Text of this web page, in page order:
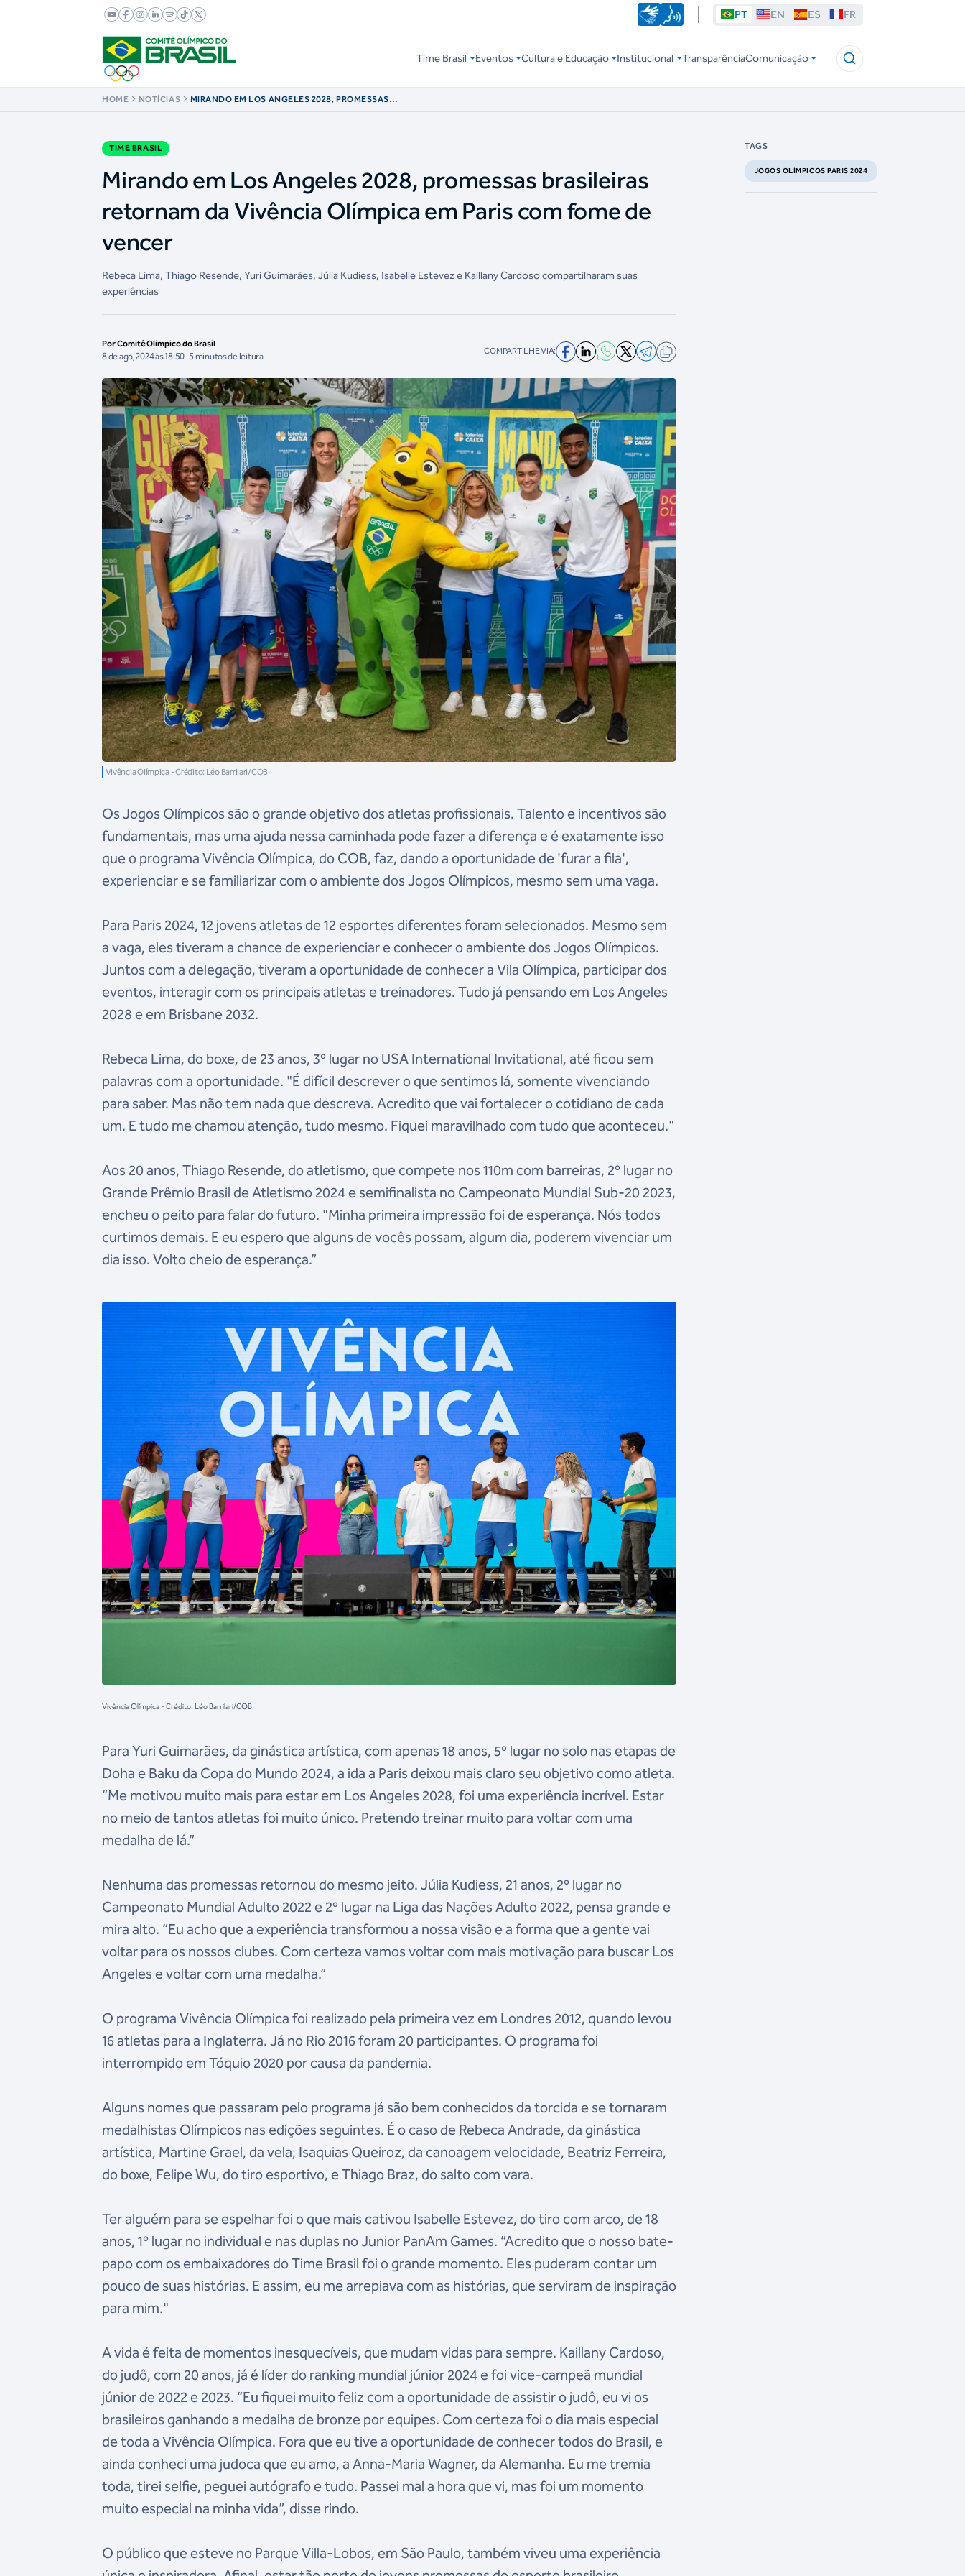
PT EN ES FR
Time Brasil Eventos Cultura e Educação Institucional TransparênciaComunicação
HOME NOTÍCIAS
MIRANDO EM LOS ANGELES 2028, PROMESSAS
TIME BRASIL
Mirando em Los Angeles 2028, promessas brasileiras
retornam da Vivência Olímpica em Paris com fome de
vencer
Rebeca Lima, Thiago Resende, Yuri Guimarães, Júlia Kudiess, Isabelle Estevez e Kaillany Cardoso compartilharam suas
experiências
Por Comitê Olímpico do Brasil
8 de ago, 2024 às 18:50 | 5 minutos de leitura COMPARTILHE VIA:
Vivência Olímpica - Crédito: Léo Barrilari/COB
Os Jogos Olímpicos são o grande objetivo dos atletas profissionais. Talento e incentivos são
fundamentais, mas uma ajuda nessa caminhada pode fazer a diferença e é exatamente isso
que o programa Vivência Olímpica, do COB, faz, dando a oportunidade de 'furar a fila',
experienciar e se familiarizar com o ambiente dos Jogos Olímpicos, mesmo sem uma vaga.
Para Paris 2024, 12 jovens atletas de 12 esportes diferentes foram selecionados. Mesmo sem
a vaga, eles tiveram a chance de experienciar e conhecer o ambiente dos Jogos Olímpicos.
Juntos com a delegação, tiveram a oportunidade de conhecer a Vila Olímpica, participar dos
eventos, interagir com os principais atletas e treinadores. Tudo já pensando em Los Angeles
2028 e em Brisbane 2032.
Rebeca Lima, do boxe, de 23 anos, 3º lugar no USA International Invitational, até ficou sem
palavras com a oportunidade. "É difícil descrever o que sentimos lá, somente vivenciando
para saber. Mas não tem nada que descreva. Acredito que vai fortalecer o cotidiano de cada
um. E tudo me chamou atenção, tudo mesmo. Fiquei maravilhado com tudo que aconteceu."
Aos 20 anos, Thiago Resende, do atletismo, que compete nos 110m com barreiras, 2º lugar no
Grande Prêmio Brasil de Atletismo 2024 e semifinalista no Campeonato Mundial Sub-20 2023,
encheu o peito para falar do futuro. "Minha primeira impressão foi de esperança. Nós todos
curtimos demais. E eu espero que alguns de vocês possam, algum dia, poderem vivenciar um
dia isso. Volto cheio de esperança.”
Vivência Olímpica - Crédito: Léo Barrilari/COB
Para Yuri Guimarães, da ginástica artística, com apenas 18 anos, 5º lugar no solo nas etapas de
Doha e Baku da Copa do Mundo 2024, a ida a Paris deixou mais claro seu objetivo como atleta.
“Me motivou muito mais para estar em Los Angeles 2028, foi uma experiência incrível. Estar
no meio de tantos atletas foi muito único. Pretendo treinar muito para voltar com uma
medalha de lá.”
Nenhuma das promessas retornou do mesmo jeito. Júlia Kudiess, 21 anos, 2º lugar no
Campeonato Mundial Adulto 2022 e 2º lugar na Liga das Nações Adulto 2022, pensa grande e
mira alto. “Eu acho que a experiência transformou a nossa visão e a forma que a gente vai
voltar para os nossos clubes. Com certeza vamos voltar com mais motivação para buscar Los
Angeles e voltar com uma medalha.”
O programa Vivência Olímpica foi realizado pela primeira vez em Londres 2012, quando levou
16 atletas para a Inglaterra. Já no Rio 2016 foram 20 participantes. O programa foi
interrompido em Tóquio 2020 por causa da pandemia.
Alguns nomes que passaram pelo programa já são bem conhecidos da torcida e se tornaram
medalhistas Olímpicos nas edições seguintes. É o caso de Rebeca Andrade, da ginástica
artística, Martine Grael, da vela, Isaquias Queiroz, da canoagem velocidade, Beatriz Ferreira,
do boxe, Felipe Wu, do tiro esportivo, e Thiago Braz, do salto com vara.
Ter alguém para se espelhar foi o que mais cativou Isabelle Estevez, do tiro com arco, de 18
anos, 1º lugar no individual e nas duplas no Junior PanAm Games. ”Acredito que o nosso bate-
papo com os embaixadores do Time Brasil foi o grande momento. Eles puderam contar um
pouco de suas histórias. E assim, eu me arrepiava com as histórias, que serviram de inspiração
para mim."
A vida é feita de momentos inesquecíveis, que mudam vidas para sempre. Kaillany Cardoso,
do judô, com 20 anos, já é líder do ranking mundial júnior 2024 e foi vice-campeã mundial
júnior de 2022 e 2023. “Eu fiquei muito feliz com a oportunidade de assistir o judô, eu vi os
brasileiros ganhando a medalha de bronze por equipes. Com certeza foi o dia mais especial
de toda a Vivência Olímpica. Fora que eu tive a oportunidade de conhecer todos do Brasil, e
ainda conheci uma judoca que eu amo, a Anna-Maria Wagner, da Alemanha. Eu me tremia
toda, tirei selfie, peguei autógrafo e tudo. Passei mal a hora que vi, mas foi um momento
muito especial na minha vida”, disse rindo.
O público que esteve no Parque Villa-Lobos, em São Paulo, também viveu uma experiência
TAGS
JOGOS OLÍMPICOS PARIS 2024